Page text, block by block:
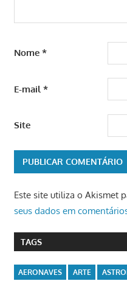
Nome *
E-mail*
Site
Este site utiliza o Akismet
seus dados em
TAGS
AERONAVES ARTE